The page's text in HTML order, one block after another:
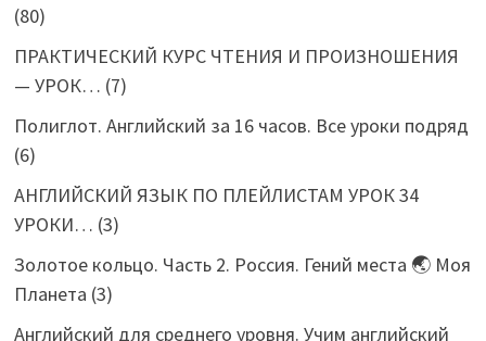
(80)
ПРАКТИЧЕСКИЙ КУРС ЧТЕНИЯ И ПРОИЗНОШЕНИЯ
— УРОК… (7)
Полиглот. Английский за 16 часов. Все уроки подряд
(6)
АНГЛИЙСКИЙ ЯЗЫК ПО ПЛЕЙЛИСТАМ УРОК 34
УРОКИ… (3)
Золотое кольцо. Часть 2. Россия. Гений места 🌏 Моя
Планета (3)
Английский для среднего уровня. Учим английский